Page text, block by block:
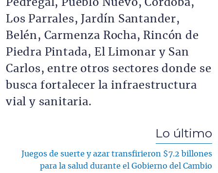
Pedregal, Pueblo Nuevo, Córdoba,
Los Parrales, Jardín Santander,
Belén, Carmenza Rocha, Rincón de
Piedra Pintada, El Limonar y San
Carlos, entre otros sectores donde se
busca fortalecer la infraestructura
vial y sanitaria.
Lo último
Juegos de suerte y azar transfirieron $7.2 billones
para la salud durante el Gobierno del Cambio